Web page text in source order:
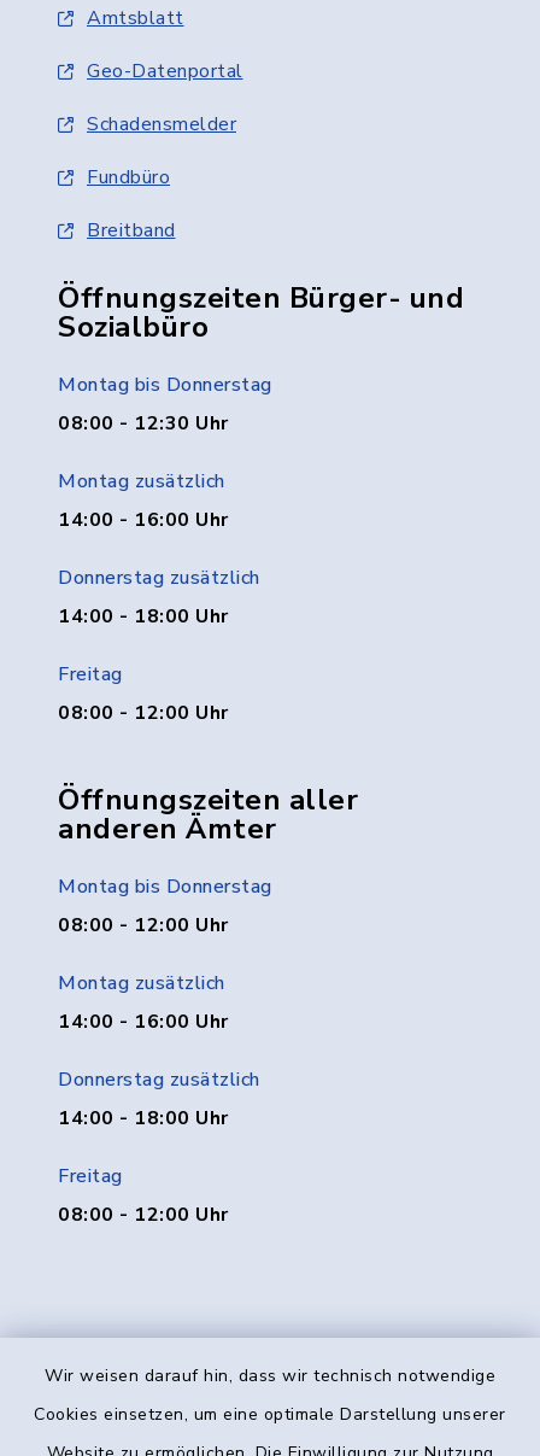
Wir weisen darauf hin, dass wir technisch notwendige
Cookies einsetzen, um eine optimale Darstellung unserer
Amtsblatt
Geo-Datenportal
Schadensmelder
Fundbüro
Breitband
Öffnungszeiten Bürger- und
Sozialbüro
Montag bis Donnerstag
08:00 - 12:30 Uhr
Montag zusätzlich
14:00 - 16:00 Uhr
Donnerstag zusätzlich
14:00 - 18:00 Uhr
Freitag
08:00 - 12:00 Uhr
Öffnungszeiten aller
anderen Ämter
Montag bis Donnerstag
08:00 - 12:00 Uhr
Montag zusätzlich
14:00 - 16:00 Uhr
Donnerstag zusätzlich
14:00 - 18:00 Uhr
Freitag
08:00 - 12:00 Uhr
Kontakt